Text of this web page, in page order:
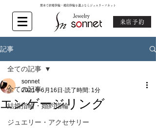
熊本で結婚指輪・婚約指輪を選ぶならジュエリーソネット
来店予約
記事
全ての記事
結婚指輪・婚約指輪
ジュエリー・アクセサリー
全ての記事
エンゲージリング
sonnet
2021年6月16日 読了時間: 1分